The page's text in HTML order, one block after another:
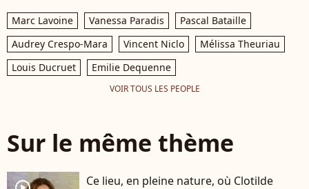
Marc Lavoine Vanessa Paradis
Pascal Bataille
Audrey Crespo-Mara
Vincent Niclo
Mélissa Theuriau
Louis Ducruet
Emilie Dequenne
VOIR TOUS LES PEOPLE
Sur le même thème
Ce lieu, en pleine nature, où Clotilde